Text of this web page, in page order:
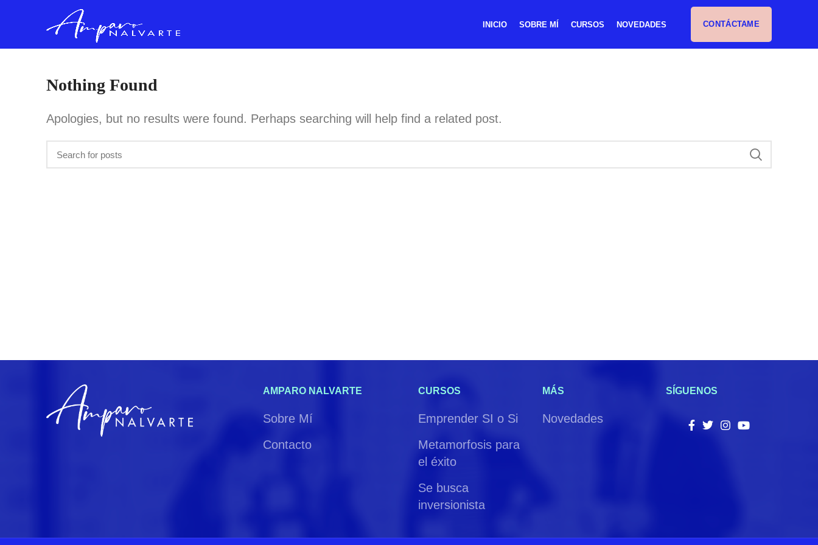
INICIO SOBRE MÍ CURSOS NOVEDADES CONTÁCTAME
Nothing Found
Apologies, but no results were found. Perhaps searching will help find a related post.
AMPARO NALVARTE
Sobre Mí
Contacto
CURSOS
Emprender SI o Si
Metamorfosis para
el éxito
Se busca
inversionista
MÁS
Novedades
SÍGUENOS